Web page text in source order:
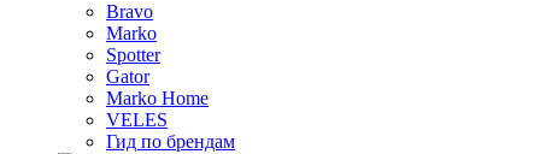
Bravo
Marko
Spotter
Gator
Marko Home
VELES
Гид по брендам